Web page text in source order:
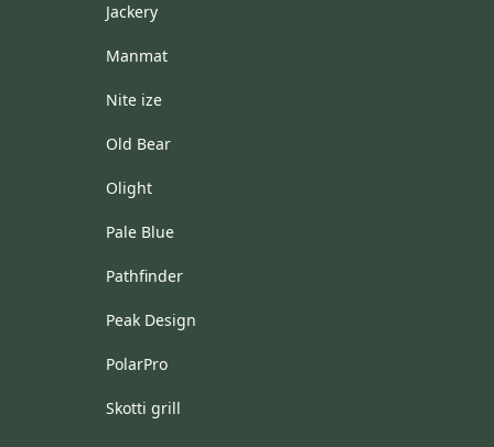
Jackery
Manmat
Nite ize
Old Bear
Olight
Pale Blue
Pathfinder
Peak Design
PolarPro
Skotti grill